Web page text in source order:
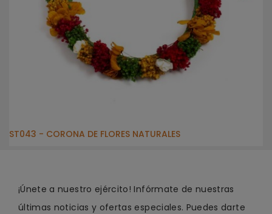
ST043 - CORONA DE FLORES NATURALES
¡Únete a nuestro ejército! Infórmate de nuestras
últimas noticias y ofertas especiales. Puedes darte